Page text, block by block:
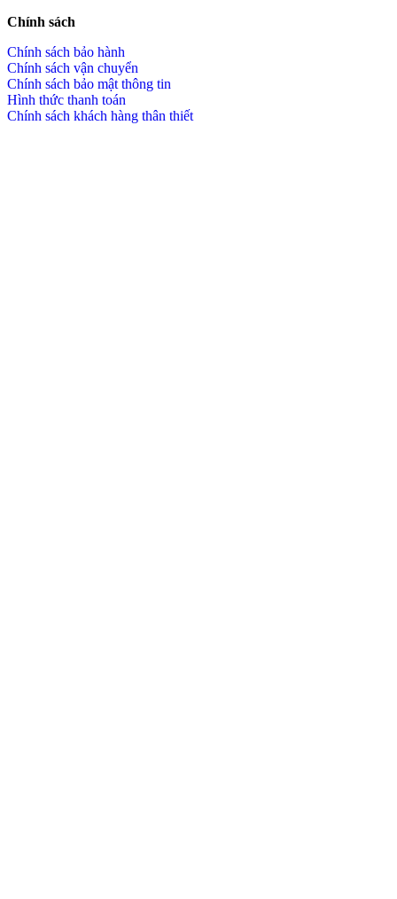
Chính sách
Chính sách bảo hành
Chính sách vận chuyển
Chính sách bảo mật thông tin
Hình thức thanh toán
Chính sách khách hàng thân thiết